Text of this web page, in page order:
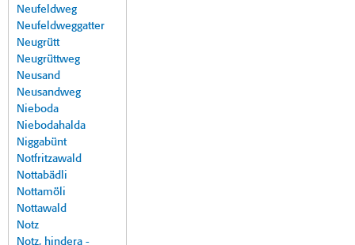
Neufeldweg
Neufeldweggatter
Neugrütt
Neugrüttweg
Neusand
Neusandweg
Nieboda
Niebodahalda
Niggabünt
Notfritzawald
Nottabädli
Nottamöli
Nottawald
Notz
Notz, hindera -